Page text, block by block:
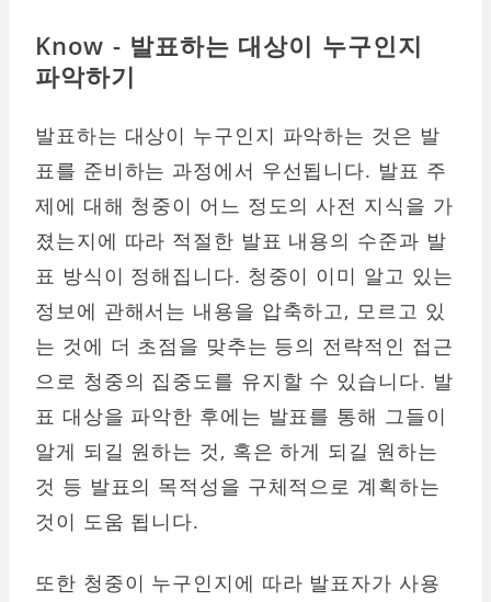
Know - 발표하는 대상이 누구인지
파악하기
발표하는 대상이 누구인지 파악하는 것은 발
표를 준비하는 과정에서 우선됩니다. 발표 주
제에 대해 청중이 어느 정도의 사전 지식을 가
졌는지에 따라 적절한 발표 내용의 수준과 발
표 방식이 정해집니다. 청중이 이미 알고 있는
정보에 관해서는 내용을 압축하고, 모르고 있
는 것에 더 초점을 맞추는 등의 전략적인 접근
으로 청중의 집중도를 유지할 수 있습니다. 발
표 대상을 파악한 후에는 발표를 통해 그들이
알게 되길 원하는 것, 혹은 하게 되길 원하는
것 등 발표의 목적성을 구체적으로 계획하는
것이 도움 됩니다.
또한 청중이 누구인지에 따라 발표자가 사용